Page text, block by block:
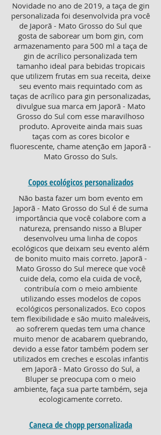
Novidade no ano de 2019, a taça de gin
personalizada foi desenvolvida pra você
de Japorã - Mato Grosso do Sul que
gosta de saborear um bom gin, com
armazenamento para 500 ml a taça de
gin de acrílico personalizada tem
tamanho ideal para bebidas tropicais
que utilizem frutas em sua receita, deixe
seu evento mais requintado com as
taças de acrílico para gin personalizadas,
divulgue sua marca em Japorã - Mato
Grosso do Sul com esse maravilhoso
produto. Aproveite ainda mais suas
taças com as cores bicolor e
fluorescente, chame atenção em Japorã -
Mato Grosso do Suls.
Copos ecológicos personalizados
Não basta fazer um bom evento em
Japorã - Mato Grosso do Sul é de suma
importância que você colabore com a
natureza, prensando nisso a Bluper
desenvolveu uma linha de copos
ecológicos que deixam seu evento além
de bonito muito mais correto. Japorã -
Mato Grosso do Sul merece que você
cuide dela, como ela cuida de você,
contribuía com o meio ambiente
utilizando esses modelos de copos
ecológicos personalizados. Eco copos
tem flexibilidade e são muito maleáveis,
ao sofrerem quedas tem uma chance
muito menor de acabarem quebrando,
devido a esse fator também podem ser
utilizados em creches e escolas infantis
em Japorã - Mato Grosso do Sul, a
Bluper se preocupa com o meio
ambiente, faça sua parte também, seja
ecologicamente correto.
Caneca de chopp personalizada